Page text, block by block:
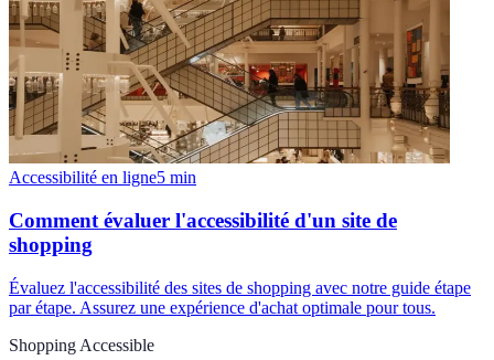
Accessibilité en ligne5 min
Comment évaluer l'accessibilité d'un site de
shopping
Évaluez l'accessibilité des sites de shopping avec notre guide étape
par étape. Assurez une expérience d'achat optimale pour tous.
Shopping Accessible